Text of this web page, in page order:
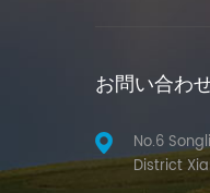
お問い合わ
No.6
District